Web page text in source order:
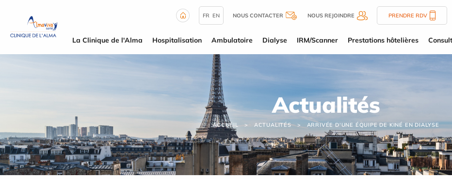
FR EN NOUS CONTACTER NOUS REJOINDRE PRENDRE RDV
La Clinique de l'Alma Hospitalisation Ambulatoire Dialyse IRM/Scanner Prestations hôtelières
Actualités
ACCUEIL ACTUALITÉS ARRIVÉE D'UNE ÉQUIPE DE KINÉ EN DIALYSE